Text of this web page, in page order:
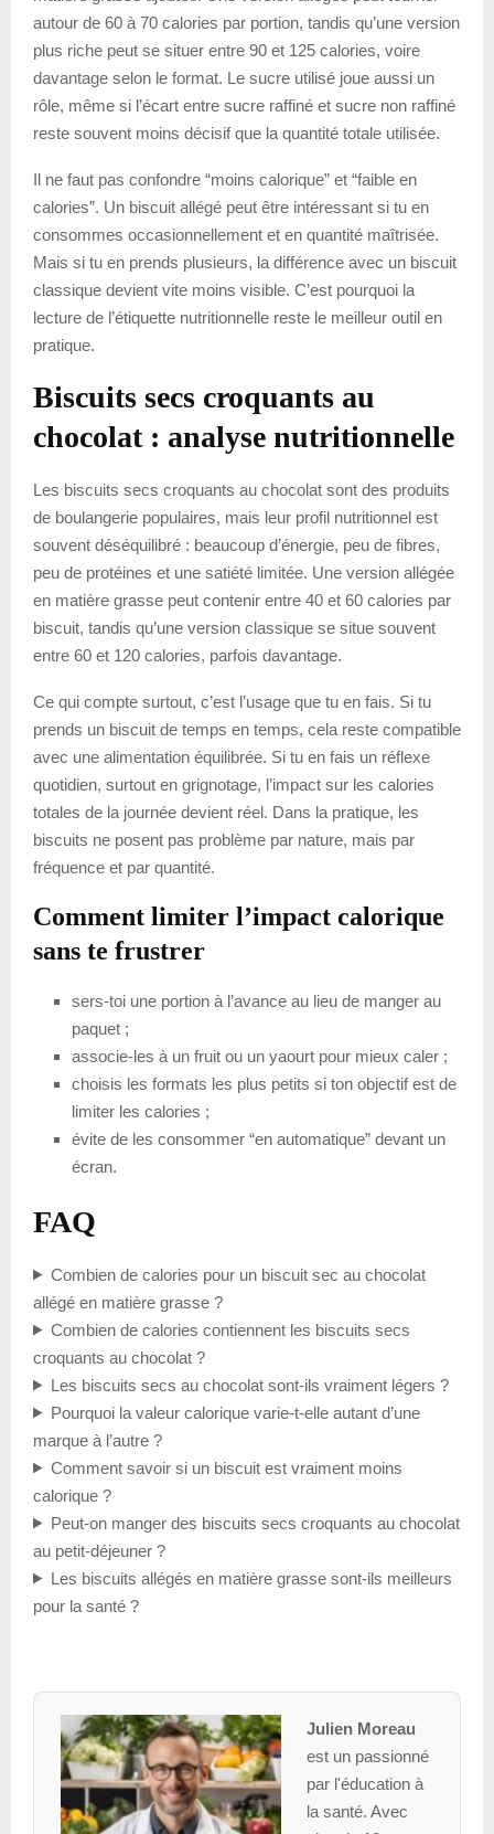
autour de 60 à 70 calories par portion, tandis qu’une version
plus riche peut se situer entre 90 et 125 calories, voire
davantage selon le format. Le sucre utilisé joue aussi un
rôle, même si l’écart entre sucre raffiné et sucre non raffiné
reste souvent moins décisif que la quantité totale utilisée.
Il ne faut pas confondre “moins calorique” et “faible en
calories”. Un biscuit allégé peut être intéressant si tu en
consommes occasionnellement et en quantité maîtrisée.
Mais si tu en prends plusieurs, la différence avec un biscuit
classique devient vite moins visible. C’est pourquoi la
lecture de l’étiquette nutritionnelle reste le meilleur outil en
pratique.
Biscuits secs croquants au
chocolat : analyse nutritionnelle
Les biscuits secs croquants au chocolat sont des produits
de boulangerie populaires, mais leur profil nutritionnel est
souvent déséquilibré : beaucoup d’énergie, peu de fibres,
peu de protéines et une satiété limitée. Une version allégée
en matière grasse peut contenir entre 40 et 60 calories par
biscuit, tandis qu’une version classique se situe souvent
entre 60 et 120 calories, parfois davantage.
Ce qui compte surtout, c’est l’usage que tu en fais. Si tu
prends un biscuit de temps en temps, cela reste compatible
avec une alimentation équilibrée. Si tu en fais un réflexe
quotidien, surtout en grignotage, l’impact sur les calories
totales de la journée devient réel. Dans la pratique, les
biscuits ne posent pas problème par nature, mais par
fréquence et par quantité.
Comment limiter l’impact calorique
sans te frustrer
sers-toi une portion à l’avance au lieu de manger au
paquet ;
associe-les à un fruit ou un yaourt pour mieux caler ;
choisis les formats les plus petits si ton objectif est de
limiter les calories ;
évite de les consommer “en automatique” devant un
écran.
FAQ
Combien de calories pour un biscuit sec au chocolat
allégé en matière grasse ?
Combien de calories contiennent les biscuits secs
croquants au chocolat ?
Les biscuits secs au chocolat sont-ils vraiment légers ?
Pourquoi la valeur calorique varie-t-elle autant d’une
marque à l’autre ?
Comment savoir si un biscuit est vraiment moins
calorique ?
Peut-on manger des biscuits secs croquants au chocolat
au petit-déjeuner ?
Les biscuits allégés en matière grasse sont-ils meilleurs
pour la santé ?
Julien Moreau
est un passionné
par l'éducation à
la santé. Avec